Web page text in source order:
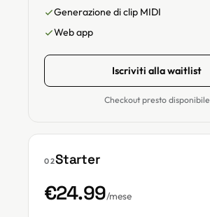
Generazione di clip MIDI
Web app
Iscriviti alla waitlist
Checkout presto disponibile
02Starter
€24.99/mese